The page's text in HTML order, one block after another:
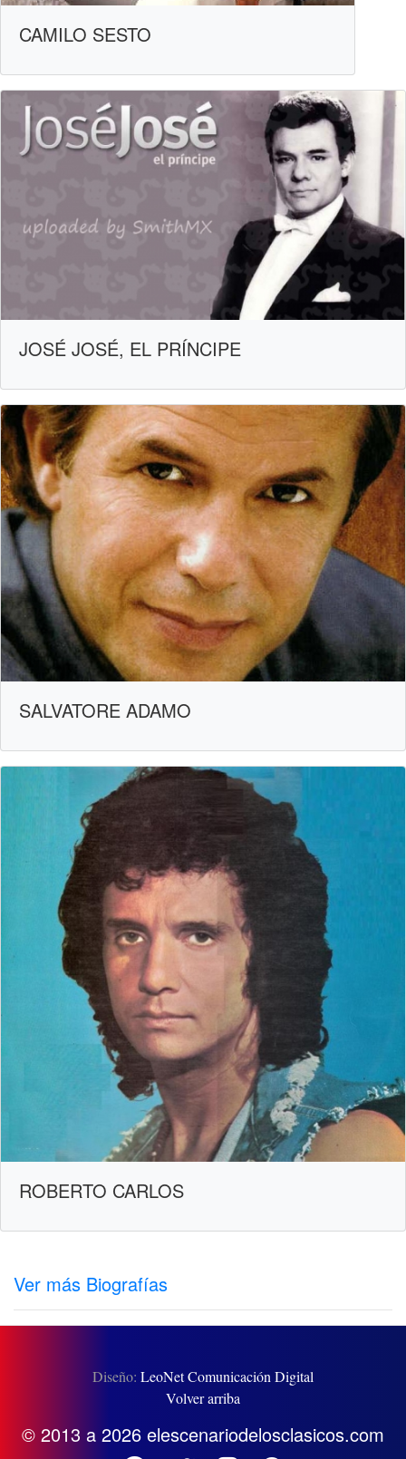
CAMILO SESTO
JOSÉ JOSÉ, EL PRÍNCIPE
SALVATORE ADAMO
ROBERTO CARLOS
Ver más Biografías
Diseño: LeoNet Comunicación Digital
Volver arriba
© 2013 a 2026 elescenariodelosclasicos.com